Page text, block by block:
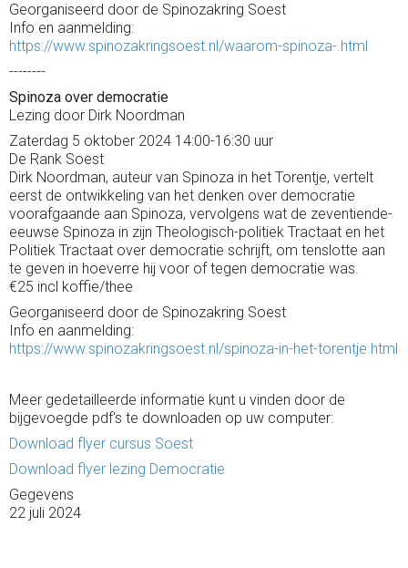
Georganiseerd door de Spinozakring Soest
Info en aanmelding:
https://www.spinozakringsoest.nl/waarom-spinoza-.html
--------
Spinoza over democratie
Lezing door Dirk Noordman
Zaterdag 5 oktober 2024 14:00-16:30 uur
De Rank Soest
Dirk Noordman, auteur van Spinoza in het Torentje, vertelt
eerst de ontwikkeling van het denken over democratie
voorafgaande aan Spinoza, vervolgens wat de zeventiende-
eeuwse Spinoza in zijn Theologisch-politiek Tractaat en het
Politiek Tractaat over democratie schrijft, om tenslotte aan
te geven in hoeverre hij voor of tegen democratie was.
€25 incl koffie/thee
Georganiseerd door de Spinozakring Soest
Info en aanmelding:
https://www.spinozakringsoest.nl/spinoza-in-het-torentje.html
Meer gedetailleerde informatie kunt u vinden door de
bijgevoegde pdf's te downloaden op uw computer:
Download flyer cursus Soest
Download flyer lezing Democratie
Gegevens
22 juli 2024